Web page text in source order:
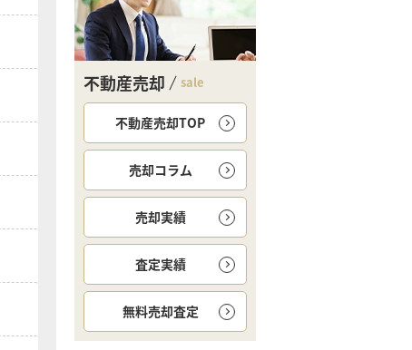
不動産売却 sale
不動産売却TOP
売却コラム
売却実績
査定実績
無料売却査定